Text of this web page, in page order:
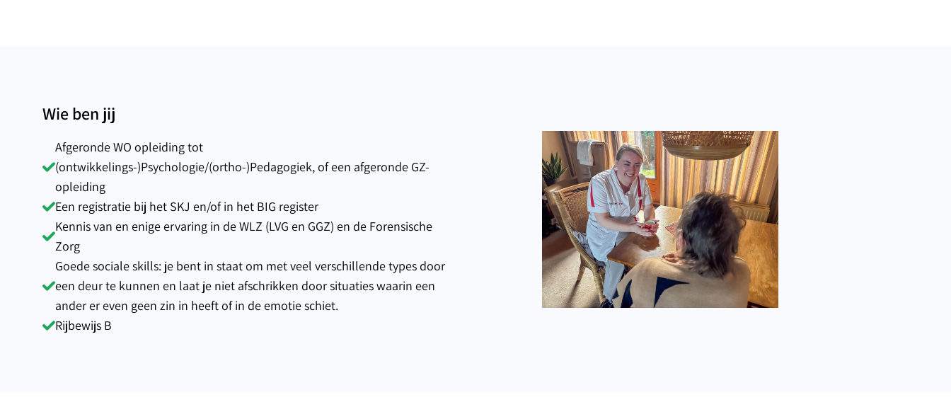
Wie ben jij
Afgeronde WO opleiding tot
(ontwikkelings-)Psychologie/(ortho-)Pedagogiek, of een afgeronde GZ-
opleiding
Een registratie bij het SKJ en/of in het BIG register
Kennis van en enige ervaring in de WLZ (LVG en GGZ) en de Forensische
Zorg
Goede sociale skills: je bent in staat om met veel verschillende types door
een deur te kunnen en laat je niet afschrikken door situaties waarin een
ander er even geen zin in heeft of in de emotie schiet.
Rijbewijs B